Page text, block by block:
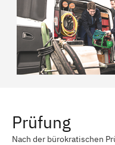
Prüfung
Nach der bürokratischen